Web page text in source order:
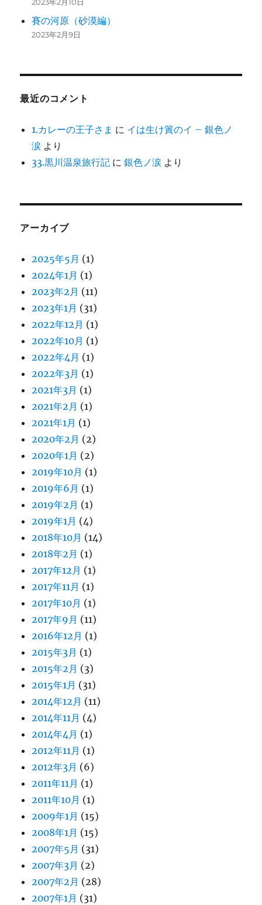
賽の河原（砂漠編）
2023年2月9日
最近のコメント
1.カレーの王子さま に イは生け簀のイ – 銀色ノ
涙 より
33.黒川温泉旅行記 に銀色ノ涙 より
アーカイブ
2025年5月 (1)
2024年1月 (1)
2023年2月 (11)
2023年1月 (31)
2022年12月 (1)
2022年10月 (1)
2022年4月 (1)
2022年3月 (1)
2021年3月 (1)
2021年2月 (1)
2021年1月 (1)
2020年2月 (2)
2020年1月 (2)
2019年10月 (1)
2019年6月 (1)
2019年2月 (1)
2019年1月 (4)
2018年10月 (14)
2018年2月 (1)
2017年12月 (1)
2017年11月 (1)
2017年10月 (1)
2017年9月 (11)
2016年12月 (1)
2015年3月 (1)
2015年2月 (3)
2015年1月 (31)
2014年12月 (11)
2014年11月 (4)
2014年4月 (1)
2012年11月 (1)
2012年3月 (6)
2011年11月 (1)
2011年10月 (1)
2009年1月 (15)
2008年1月 (15)
2007年5月 (31)
2007年3月 (2)
2007年2月 (28)
2007年1月 (31)